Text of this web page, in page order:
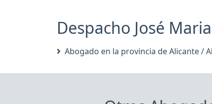
Despacho José
Abogado en la provincia de Alicante /